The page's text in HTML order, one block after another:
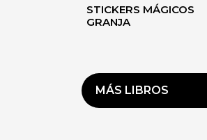
STICKERS MÁGICOS
GRANJA
MÁS LIBROS